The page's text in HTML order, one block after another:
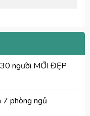
người MỚI ĐẸP
7 phòng ngủ